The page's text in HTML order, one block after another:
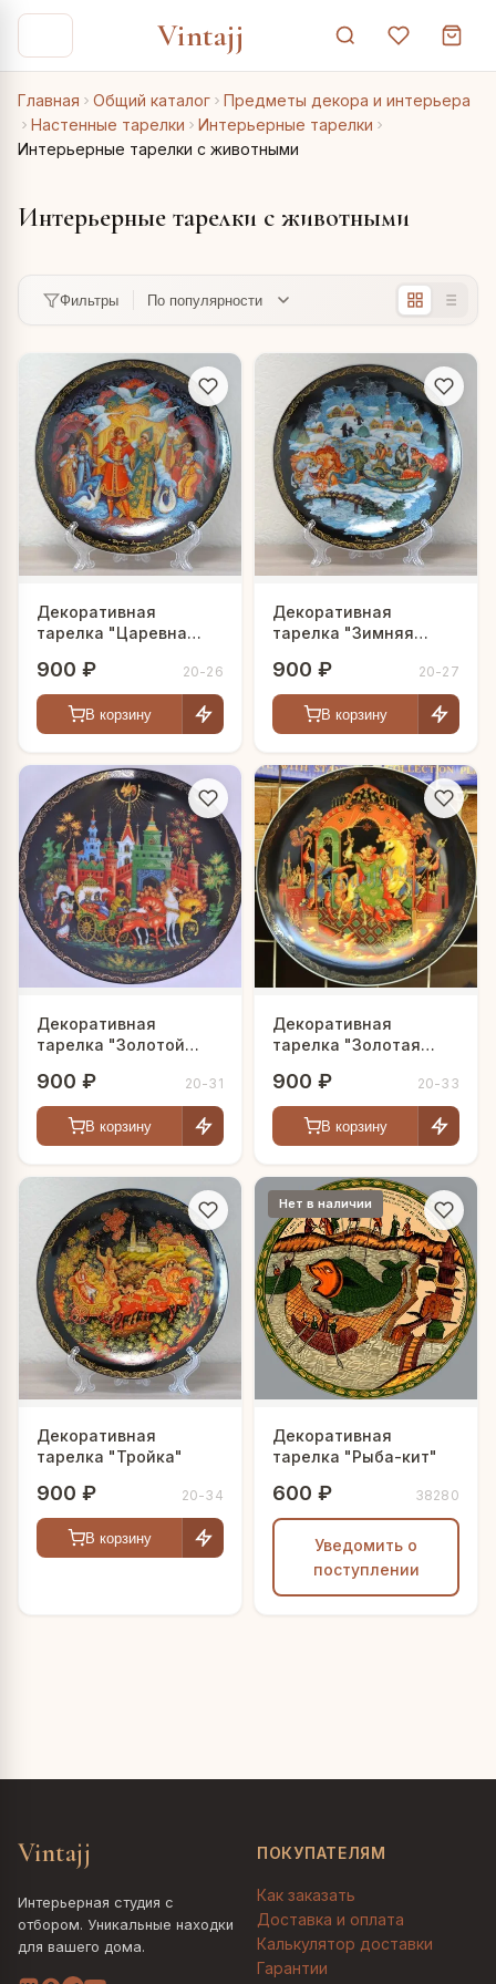
Vintajj
Главная Общий каталог
Предметы декора и интерьера
Настенные тарелки
Интерьерные тарелки
Интерьерные тарелки с животными
Интерьерные тарелки с животными
Фильтры
Декоративная
тарелка "Царевна
900 ₽ 20-26
В корзину
Декоративная
тарелка "Зимняя
900 ₽ 20-27
В корзину
Декоративная
тарелка "Золотой
900 ₽ 20-31
В корзину
Декоративная
тарелка "Золотая
900 ₽ 20-33
В корзину
Декоративная
тарелка "Тройка"
900 ₽ 20-34
В корзину
Нет в наличии
Декоративная
тарелка "Рыба-кит"
600 ₽ 38280
Уведомить о
поступлении
Vintajj
Интерьерная студия с
отбором. Уникальные находки
для вашего дома.
ПОКУПАТЕЛЯМ
Как заказать
Доставка и оплата
Калькулятор доставки
Гарантии